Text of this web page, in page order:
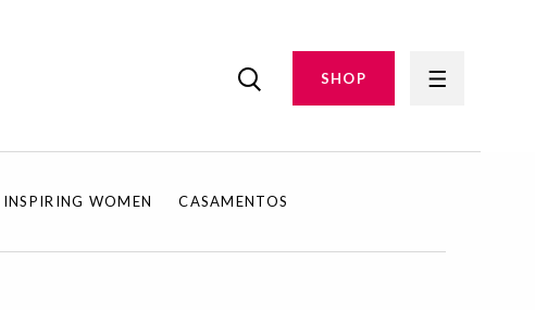
SHOP
INSPIRING WOMEN CASAMENTOS